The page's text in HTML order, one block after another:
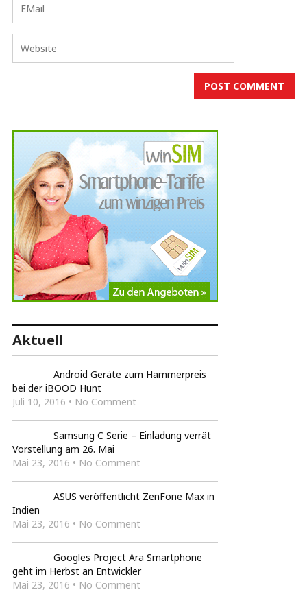
Aktuell
Android Geräte zum Hammerpreis
bei der iBOOD Hunt
Juli 10, 2016 • No Comment
Samsung C Serie – Einladung verrät
Vorstellung am 26. Mai
Mai 23, 2016 • No Comment
ASUS veröffentlicht ZenFone Max in
Indien
Mai 23, 2016 • No Comment
Googles Project Ara Smartphone
geht im Herbst an Entwickler
Mai 23, 2016 • No Comment